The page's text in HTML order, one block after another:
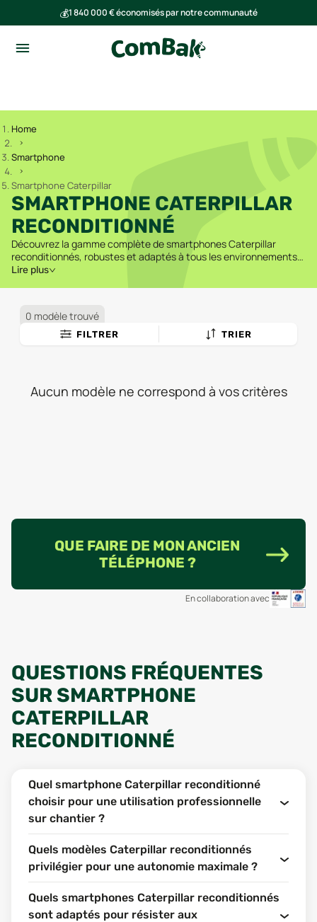
💰1 840 000 € économisés par notre communauté
Home
Smartphone
Smartphone Caterpillar
SMARTPHONE CATERPILLAR
RECONDITIONNÉ
Découvrez la gamme complète de smartphones Caterpillar
reconditionnés, robustes et adaptés à tous les environnements
exigeants.
Lire plus
0 modèle trouvé
FILTRER TRIER
Aucun modèle ne correspond à vos critères
QUE FAIRE DE MON ANCIEN
TÉLÉPHONE ?
En collaboration avec
QUESTIONS FRÉQUENTES
SUR SMARTPHONE
CATERPILLAR
RECONDITIONNÉ
Quel smartphone Caterpillar reconditionné
choisir pour une utilisation professionnelle
sur chantier ?
Quels modèles Caterpillar reconditionnés
privilégier pour une autonomie maximale ?
Quels smartphones Caterpillar reconditionnés
sont adaptés pour résister aux